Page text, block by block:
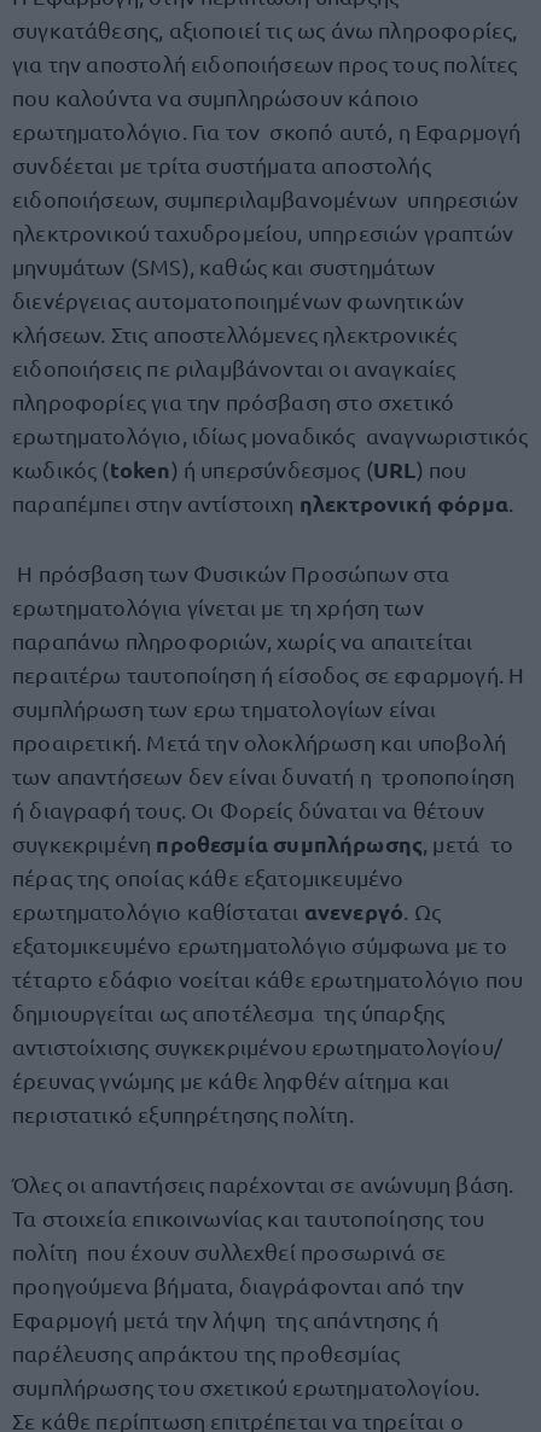
συγκατάθεσης, αξιοποιεί τις ως άνω πληροφορίες,
για την αποστολή ειδοποιήσεων προς τους πολίτες
που καλούντα να συμπληρώσουν κάποιο
ερωτηματολόγιο. Για τον σκοπό αυτό, η Εφαρμογή
συνδέεται με τρίτα συστήματα αποστολής
ειδοποιήσεων, συμπεριλαμβανομένων υπηρεσιών
ηλεκτρονικού ταχυδρομείου, υπηρεσιών γραπτών
μηνυμάτων (SMS), καθώς και συστημάτων
διενέργειας αυτοματοποιημένων φωνητικών
κλήσεων. Στις αποστελλόμενες ηλεκτρονικές
ειδοποιήσεις πε ριλαμβάνονται οι αναγκαίες
πληροφορίες για την πρόσβαση στο σχετικό
ερωτηματολόγιο, ιδίως μοναδικός αναγνωριστικός
κωδικός (token) ή υπερσύνδεσμος (URL) που
παραπέμπει στην αντίστοιχη ηλεκτρονική φόρμα
Η πρόσβαση των Φυσικών Προσώπων στα
ερωτηματολόγια γίνεται με τη χρήση των
παραπάνω πληροφοριών, χωρίς να απαιτείται
περαιτέρω ταυτοποίηση ή είσοδος σε εφαρμογή. Η
συμπλήρωση των ερω τηματολογίων είναι
προαιρετική. Μετά την ολοκλήρωση και υποβολή
των απαντήσεων δεν είναι δυνατή η τροποποίηση
ή διαγραφή τους. Οι Φορείς δύναται να θέτουν
συγκεκριμένη προθεσμία συμπλήρωσης , μετά το
πέρας της οποίας κάθε εξατομικευμένο
ερωτηματολόγιο καθίσταται ανενεργό . Ως
εξατομικευμένο ερωτηματολόγιο σύμφωνα με το
τέταρτο εδάφιο νοείται κάθε ερωτηματολόγιο που
δημιουργείται ως αποτέλεσμα της ύπαρξης
αντιστοίχισης συγκεκριμένου ερωτηματολογίου/
έρευνας γνώμης με κάθε ληφθέν αίτημα και
περιστατικό εξυπηρέτησης πολίτη.
Όλες οι απαντήσεις παρέχονται σε ανώνυμη βάση.
Τα στοιχεία επικοινωνίας και ταυτοποίησης του
πολίτη που έχουν συλλεχθεί προσωρινά σε
προηγούμενα βήματα, διαγράφονται από την
Εφαρμογή μετά την λήψη της απάντησης ή
παρέλευσης απράκτου της προθεσμίας
συμπλήρωσης του σχετικού ερωτηματολογίου.
Σε κάθε περίπτωση επιτρέπεται να τηρείται ο